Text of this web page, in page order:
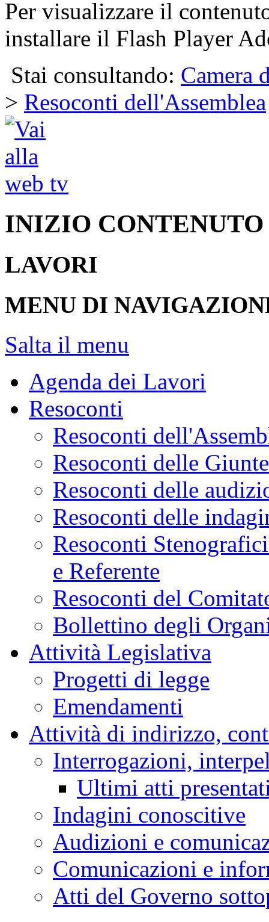
Per visualizzare il
installare il Flash Player
Stai consultando: Camera
> Resoconti dell'Assemblea
INIZIO CONTENUTO
LAVORI
MENU DI
Salta il menu
Agenda dei Lavori
Resoconti
Resoconti
Resoconti delle
Resoconti delle
Resoconti delle
Resoconti
e Referente
Resoconti del
Bollettino degli
Attività Legislativa
Progetti di legge
Emendamenti
Attività di indirizzo,
Interrogazioni,
Ultimi atti
Indagini conoscitive
Audizioni e
Comunicazioni e
Atti del Governo